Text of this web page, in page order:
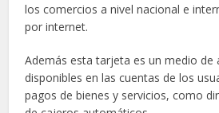
los comercios a nivel nacional e
por internet.
Además esta tarjeta es un medio de
disponibles en las cuentas de los
pagos de bienes y servicios, como